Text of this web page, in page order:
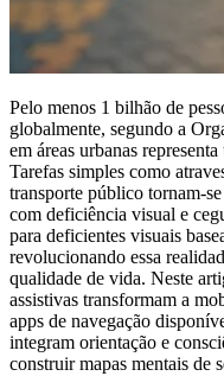
Pelo menos 1 bilhão de
globalmente, segundo a
em áreas urbanas
Tarefas simples como
transporte público tornam-
com deficiência visual e
para deficientes visuais
revolucionando essa
qualidade de vida. Neste
assistivas transformam a
apps de navegação
integram orientação e
construir mapas mentais de